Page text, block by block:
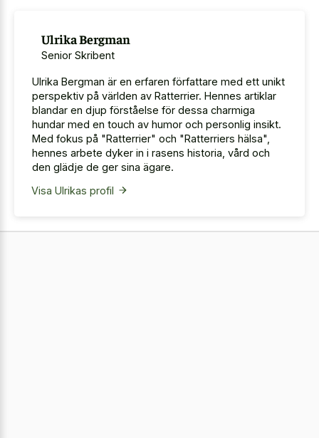
Ulrika Bergman
Senior Skribent
Ulrika Bergman är en erfaren författare med ett unikt
perspektiv på världen av Ratterrier. Hennes artiklar
blandar en djup förståelse för dessa charmiga
hundar med en touch av humor och personlig insikt.
Med fokus på "Ratterrier" och "Ratterriers hälsa",
hennes arbete dyker in i rasens historia, vård och
den glädje de ger sina ägare.
Visa Ulrikas profil